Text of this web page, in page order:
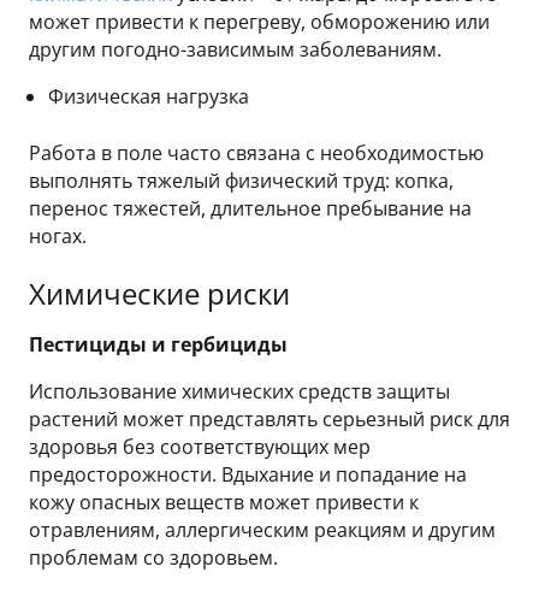
может привести к перегреву, обморожению или
другим погодно-зависимым заболеваниям.
Физическая нагрузка
Работа в поле часто связана с необходимостью
выполнять тяжелый физический труд: копка,
перенос тяжестей, длительное пребывание на
ногах.
Химические риски
Пестициды и гербициды
Использование химических средств защиты
растений может представлять серьезный риск для
здоровья без соответствующих мер
предосторожности. Вдыхание и попадание на
кожу опасных веществ может привести к
отравлениям, аллергическим реакциям и другим
проблемам со здоровьем.